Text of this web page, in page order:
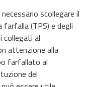
scollegare il
farfalla (TPS) e degli
collegati al
attenzione alla
farfallato al
del